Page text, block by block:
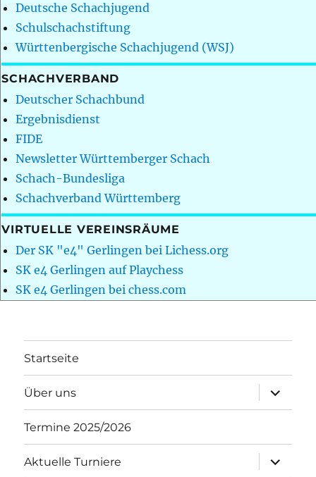
Deutsche Schachjugend
Schulschachstiftung
Württenbergische Schachjugend (WSJ)
SCHACHVERBAND
Deutscher Schachbund
Ergebnisdienst
FIDE
Newsletter Württemberger Schach
Schach-Bundesliga
Schachverband Württemberg
VIRTUELLE VEREINSRÄUME
Der SK "e4" Gerlingen bei Lichess.org
SK e4 Gerlingen auf Playchess
SK e4 Gerlingen bei chess.com
Startseite
Über uns
öffnen
Termine 2025/2026
Aktuelle Turniere
öffnen